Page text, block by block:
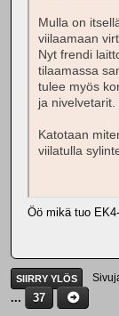
Mulla on
viilaamaan
Nyt frendi
tilaamassa
tulee myös
ja nivelvetarit.
Katotaan
viilatulla
Öö mikä tuo
SIIRRY YLÖS
...
37